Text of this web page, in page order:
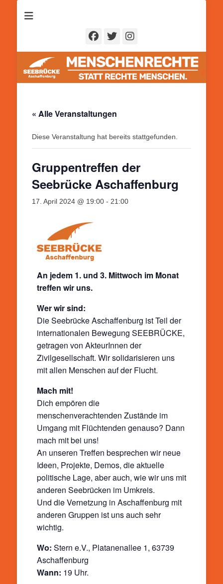
Facebook
Twitter
Instagram
« Alle Veranstaltungen
Diese Veranstaltung hat bereits stattgefunden.
Gruppentreffen der
Seebrücke Aschaffenburg
17. April 2024 @ 19:00 - 21:00
An jedem 1. und 3. Mittwoch im Monat
treffen wir uns.
Wer wir sind:
Die Seebrücke Aschaffenburg ist Teil der
internationalen Bewegung SEEBRÜCKE,
getragen von AkteurInnen der
Zivilgesellschaft. Wir solidarisieren uns
mit allen Menschen auf der Flucht.
Mach mit!
Dich empören die
menschenverachtenden Zustände im
Umgang mit Flüchtenden genauso? Dann
mach mit bei uns!
An unseren Treffen besprechen wir neue
Ideen, Projekte, Demos, die aktuelle
politische Lage, aber auch, wie wir uns mit
anderen Seebrücken im Umkreis.
Und die Vernetzung in Aschaffenburg mit
anderen Gruppen ist uns auch sehr
wichtig.
Wo: Stern e.V., Platanenallee 1, 63739
Aschaffenburg
Wann: 19 Uhr.